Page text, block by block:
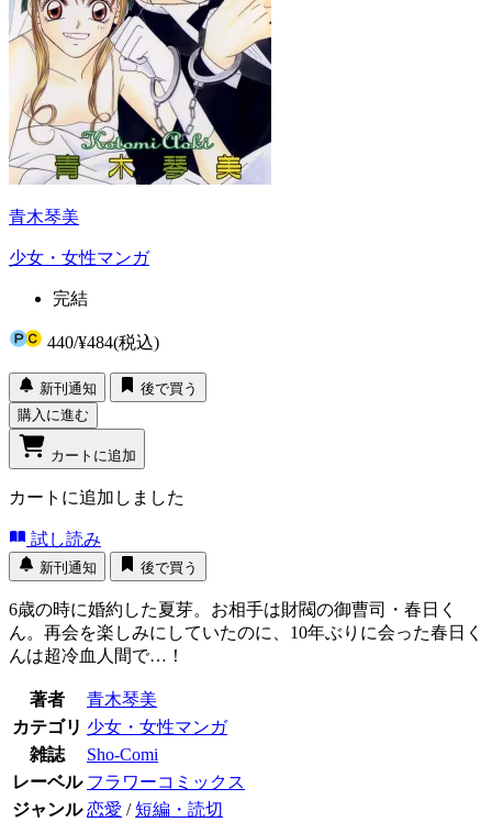
青木琴美
少女・女性マンガ
完結
440/¥484(税込)
新刊通知
後で買う
購入に進む
カートに追加
カートに追加しました
試し読み
新刊通知 後で買う
6歳の時に婚約した夏芽。お相手は財閥の御曹司・春日く
ん。再会を楽しみにしていたのに、10年ぶりに会った春日く
んは超冷血人間で…！
著者
青木琴美
カテゴリ 少女・女性マンガ
雑誌
Sho-Comi
レーベル フラワーコミックス
ジャンル 恋愛 /短編・読切